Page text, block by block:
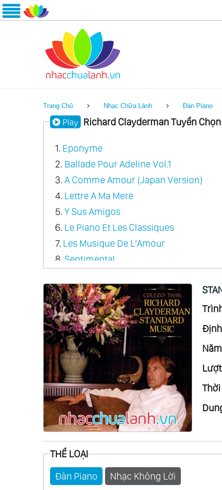
Trang Chủ Nhạc Chữa Lành Đàn Piano
Play Richard Clayderman Tuyển Chọn
1. Eponyme
2. Ballade Pour Adeline Vol.1
3. A Comme Amour (Japan Version)
4. Lettre A Ma Mere
5. Y Sus Amigos
6. Le Piano Et Les Classiques
7. Les Musique De L’Amour
8. Sentimental
10.A Come Amore
11.A Dream Of Love
12.Couleur Tendresse
13.Le Premiere Cragnin D’Elsa
14.Fragile Heart
15.From Paris With Love
16.Sonata Magic
17.The Classic Touch
18.Christmas
19.Romantic
20.Eleana
21.Songs Of Love
22. A Little Night Music
THỂ LOẠI
Đàn Piano
Nhạc Không Lời